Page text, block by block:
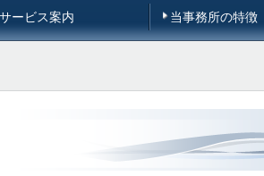
サービス案内 当事務所の特徴